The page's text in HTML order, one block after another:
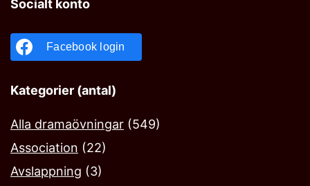
Socialt konto
Facebook login
Kategorier (antal)
Alla dramaövningar (549)
Association (22)
Avslappning (3)